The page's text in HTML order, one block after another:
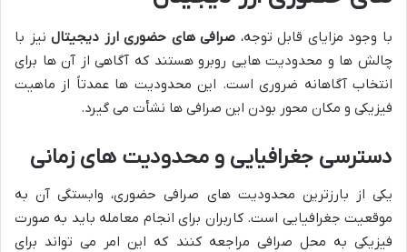
با وجود مزایای قابل توجه، صرافی های حضوری ارز دیجیتالنیز با
چالش ها و محدودیت هایی روبرو هستند که آگاهی از آن ها برای
انتخاب آگاهانه ضروری است. این محدودیت ها عمدتاً از ماهیت
فیزیکی و مکان محور بودن این صرافی ها نشأت می گیرد.
دسترسی جغرافیایی و محدودیت های زمانی
یکی از بارزترین محدودیت های صرافی حضوری، وابستگی آن به
موقعیت جغرافیایی است. کاربران برای انجام معامله باید به صورت
فیزیکی به محل صرافی مراجعه کنند که این امر می تواند برای